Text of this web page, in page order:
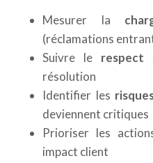
Mesurer la
(réclamations
Suivre le respect
résolution
Identifier les
deviennent critiques
Prioriser les
impact client